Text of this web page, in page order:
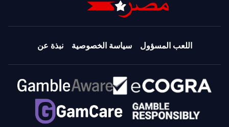
اللعب المسؤول سياسة الخصوصية نبذة عن